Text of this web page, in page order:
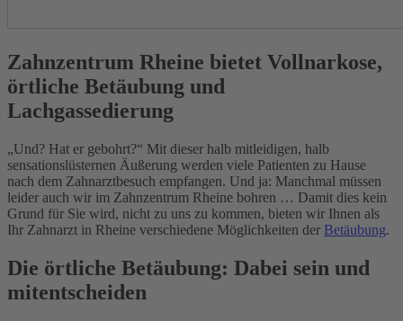
Zahnzentrum Rheine bietet Vollnarkose,
örtliche Betäubung und
Lachgassedierung
„Und? Hat er gebohrt?“ Mit dieser halb mitleidigen, halb
sensationslüsternen Äußerung werden viele Patienten zu Hause
nach dem Zahnarztbesuch empfangen. Und ja: Manchmal müssen
leider auch wir im Zahnzentrum Rheine bohren … Damit dies kein
Grund für Sie wird, nicht zu uns zu kommen, bieten wir Ihnen als
Ihr Zahnarzt in Rheine verschiedene Möglichkeiten der Betäubung.
Die örtliche Betäubung: Dabei sein und
mitentscheiden